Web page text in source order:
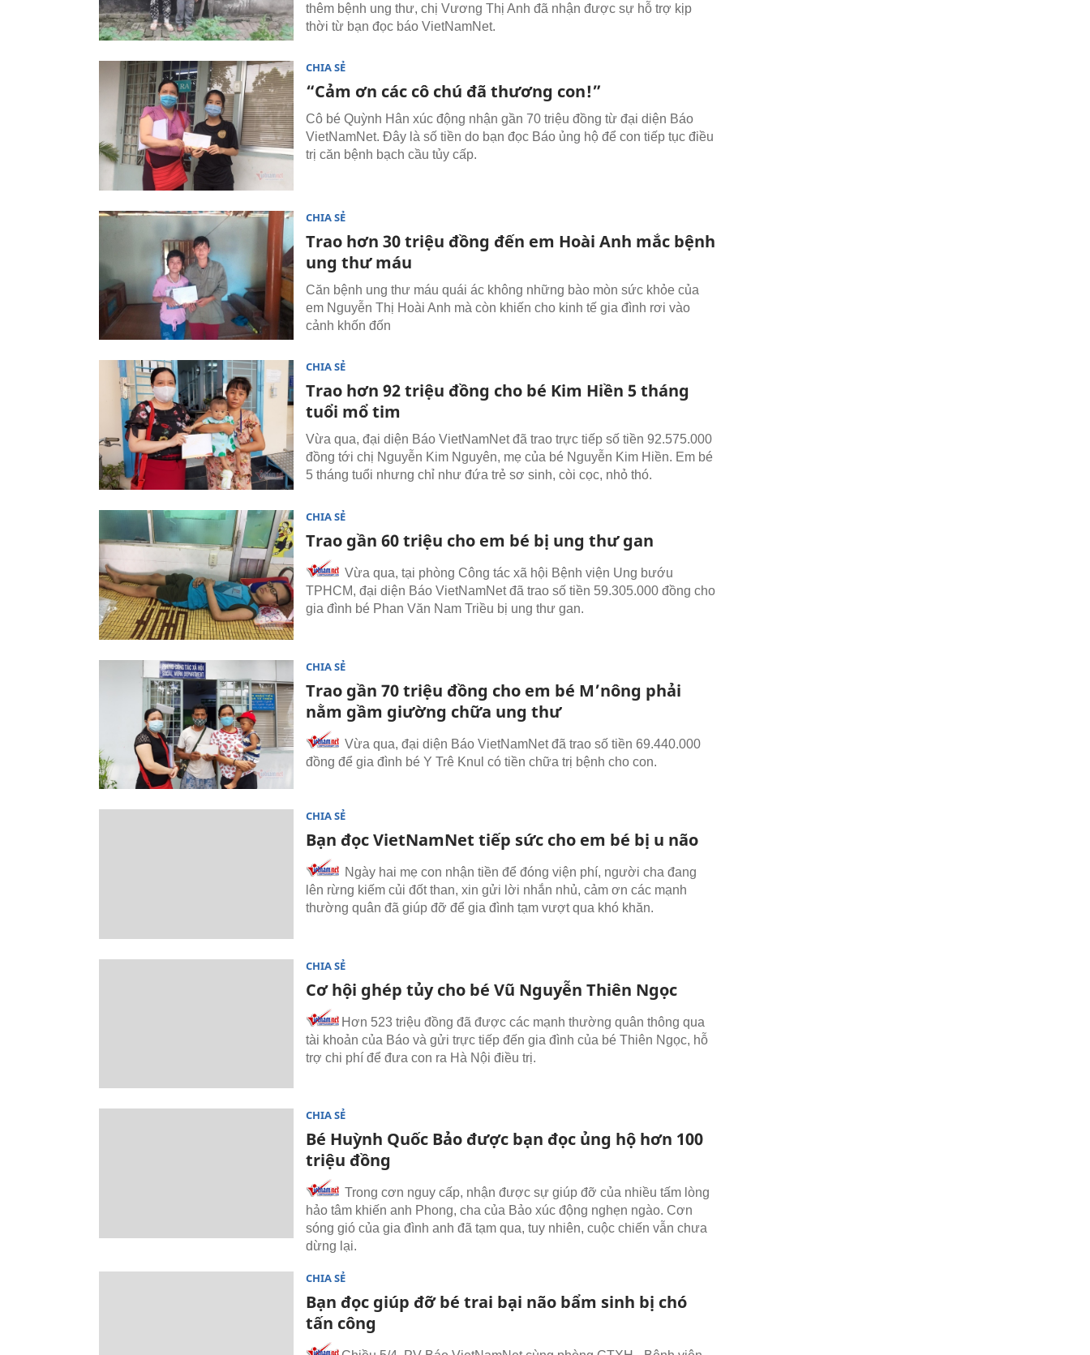
thêm bệnh ung thư, chị Vương Thị Anh đã nhận được sự hỗ trợ kịp
thời từ bạn đọc báo VietNamNet.
CHIA SẺ
“Cảm ơn các cô chú đã thương con!”
Cô bé Quỳnh Hân xúc động nhận gần 70 triệu đồng từ đại diện Báo
VietNamNet. Đây là số tiền do bạn đọc Báo ủng hộ để con tiếp tục điều
trị căn bệnh bạch cầu tủy cấp.
CHIA SẺ
Trao hơn 30 triệu đồng đến em Hoài Anh mắc bệnh
ung thư máu
Căn bệnh ung thư máu quái ác không những bào mòn sức khỏe của
em Nguyễn Thị Hoài Anh mà còn khiến cho kinh tế gia đình rơi vào
cảnh khốn đốn
CHIA SẺ
Trao hơn 92 triệu đồng cho bé Kim Hiền 5 tháng
tuổi mổ tim
Vừa qua, đại diện Báo VietNamNet đã trao trực tiếp số tiền 92.575.000
đồng tới chị Nguyễn Kim Nguyên, mẹ của bé Nguyễn Kim Hiền. Em bé
5 tháng tuổi nhưng chỉ như đứa trẻ sơ sinh, còi cọc, nhỏ thó.
CHIA SẺ
Trao gần 60 triệu cho em bé bị ung thư gan
Vừa qua, tại phòng Công tác xã hội Bệnh viện Ung bướu
TPHCM, đại diện Báo VietNamNet đã trao số tiền 59.305.000 đồng cho
gia đình bé Phan Văn Nam Triều bị ung thư gan.
CHIA SẺ
Trao gần 70 triệu đồng cho em bé M’nông phải
nằm gầm giường chữa ung thư
Vừa qua, đại diện Báo VietNamNet đã trao số tiền 69.440.000
đồng để gia đình bé Y Trê Knul có tiền chữa trị bệnh cho con.
CHIA SẺ
Bạn đọc VietNamNet tiếp sức cho em bé bị u não
Ngày hai mẹ con nhận tiền để đóng viện phí, người cha đang
lên rừng kiếm củi đốt than, xin gửi lời nhắn nhủ, cảm ơn các mạnh
thường quân đã giúp đỡ để gia đình tạm vượt qua khó khăn.
CHIA SẺ
Cơ hội ghép tủy cho bé Vũ Nguyễn Thiên Ngọc
Hơn 523 triệu đồng đã được các mạnh thường quân thông qua
tài khoản của Báo và gửi trực tiếp đến gia đình của bé Thiên Ngọc, hỗ
trợ chi phí để đưa con ra Hà Nội điều trị.
CHIA SẺ
Bé Huỳnh Quốc Bảo được bạn đọc ủng hộ hơn 100
triệu đồng
Trong cơn nguy cấp, nhận được sự giúp đỡ của nhiều tấm lòng
hảo tâm khiến anh Phong, cha của Bảo xúc động nghẹn ngào. Cơn
sóng gió của gia đình anh đã tạm qua, tuy nhiên, cuộc chiến vẫn chưa
dừng lại.
CHIA SẺ
Bạn đọc giúp đỡ bé trai bại não bẩm sinh bị chó
tấn công